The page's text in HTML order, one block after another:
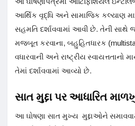
આર્થિક વૃદ્ધિ અને સામાજિક કલ્યાણ
સહમતિ દર્શાવવામાં આવી છે. તેની સાથે
મજબૂત કરવાના, બહુહિતધારક
વધારવાની અને રાષ્ટ્રીય સ્વાયત્તતાનો
તેમાં દર્શાવવામાં આવ્યો છે.
સાત મુદ્દા પર આધારિત
આ ઘોષણા સાત મુખ્ય મુદ્દાઓને